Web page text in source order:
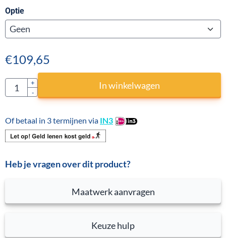
Optie
€109,65
Aantal
+
-
In winkelwagen
Of betaal in 3 termijnen via IN3
Heb je vragen over dit product?
Keuze hulp
Maatwerk aanvragen